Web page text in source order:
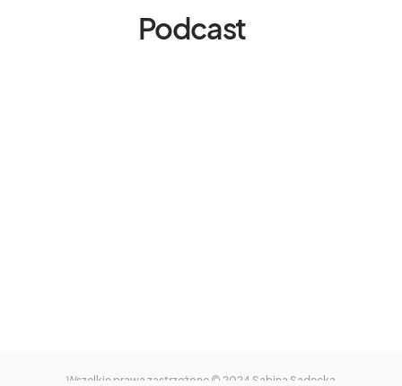
Podcast
Wszelkie prawa zastrzeżone © 2024 Sabina Sadecka